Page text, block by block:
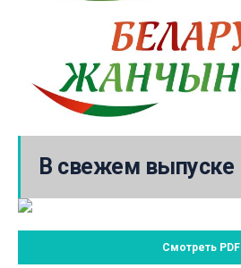
В свежем выпуске
Смотреть PDF